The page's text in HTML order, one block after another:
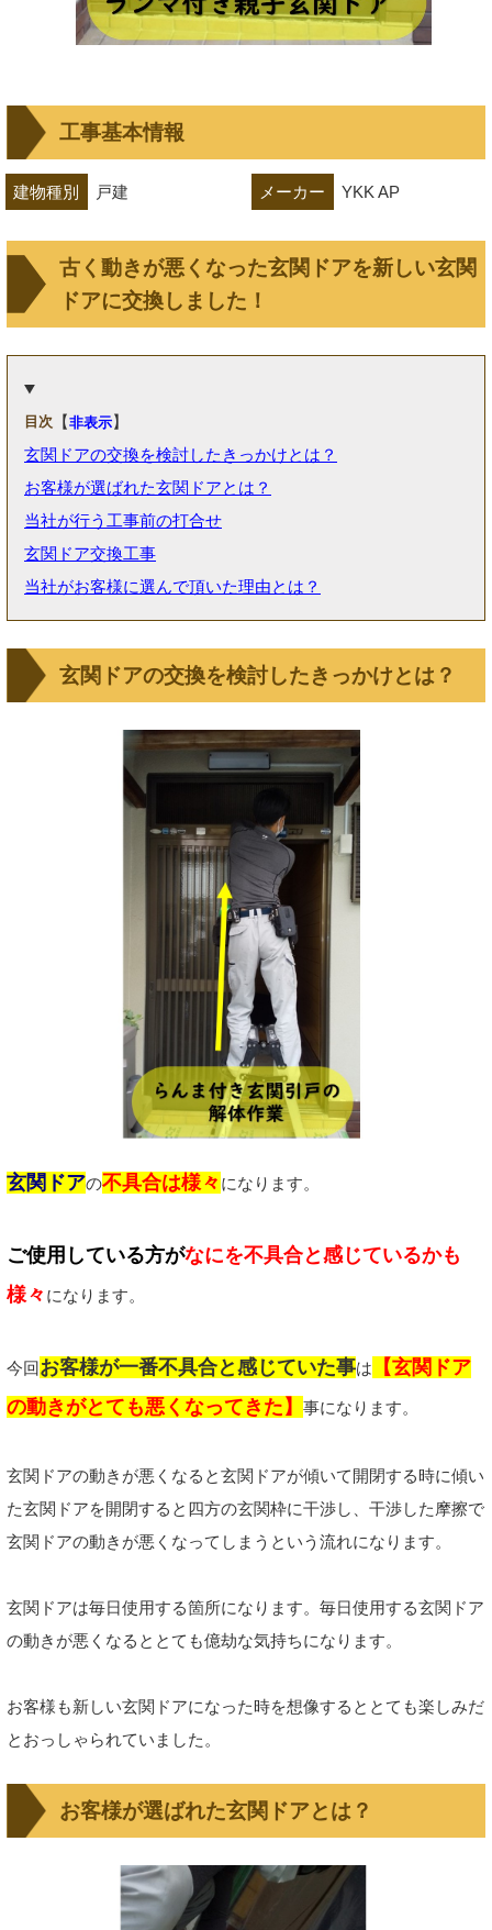
工事基本情報
建物種別 戸建 メーカー YKK AP
古く動きが悪くなった玄関ドアを新しい玄関
ドアに交換しました！
目次 【非表示】
玄関ドアの交換を検討したきっかけとは？
お客様が選ばれた玄関ドアとは？
当社が行う工事前の打合せ
玄関ドア交換工事
当社がお客様に選んで頂いた理由とは？
玄関ドアの交換を検討したきっかけとは？
玄関ドアの不具合は様々 になります。
ご使用している方がなにを不具合と感じているかも
様々 になります。
今回お客様が一番不具合と感じていた事は
【玄関ドア
の動きがとても悪くなってきた】 事になります。
玄関ドアの動きが悪くなると玄関ドアが傾いて開閉する時に傾い
た玄関ドアを開閉すると四方の玄関枠に干渉し、干渉した摩擦で
玄関ドアの動きが悪くなってしまうという流れになります。
玄関ドアは毎日使用する箇所になります。毎日使用する玄関ドア
の動きが悪くなるととても億劫な気持ちになります。
お客様も新しい玄関ドアになった時を想像するととても楽しみだ
とおっしゃられていました。
お客様が選ばれた玄関ドアとは？